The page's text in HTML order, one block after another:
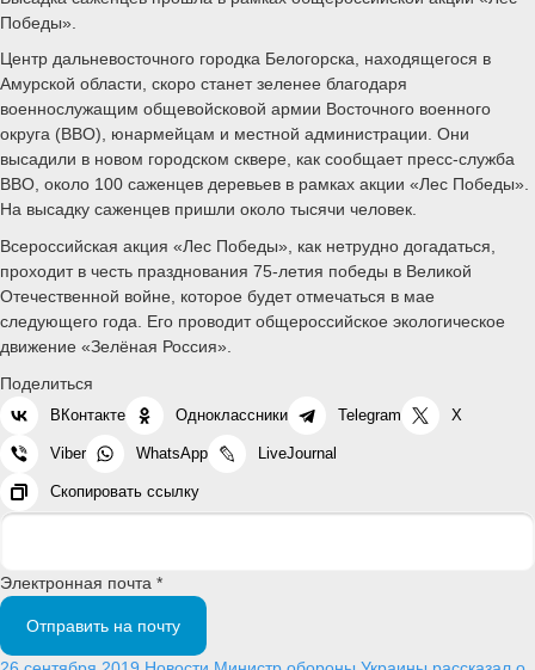
Победы».
Центр дальневосточного городка Белогорска, находящегося в
Амурской области, скоро станет зеленее благодаря
военнослужащим общевойсковой армии Восточного военного
округа (ВВО), юнармейцам и местной администрации. Они
высадили в новом городском сквере, как сообщает пресс-служба
ВВО, около 100 саженцев деревьев в рамках акции «Лес Победы».
На высадку саженцев пришли около тысячи человек.
Всероссийская акция «Лес Победы», как нетрудно догадаться,
проходит в честь празднования 75-летия победы в Великой
Отечественной войне, которое будет отмечаться в мае
следующего года. Его проводит общероссийское экологическое
движение «Зелёная Россия».
Поделиться
ВКонтакте Одноклассники Telegram X
Viber WhatsApp LiveJournal
Скопировать ссылку
Электронная почта *
Отправить на почту